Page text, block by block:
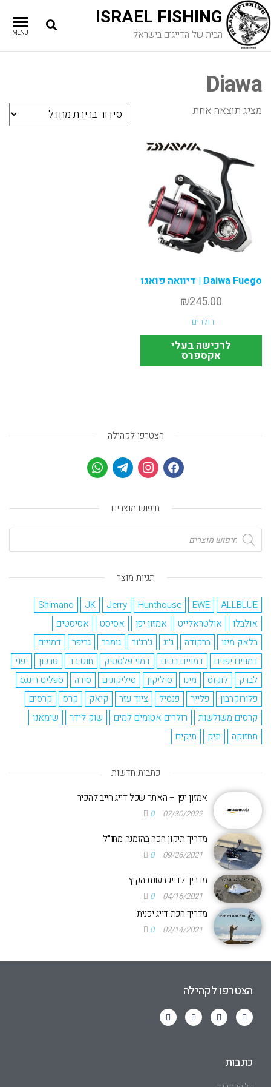
ISRAEL FISHING
הבית של הדייגים בישראל MENU
Diawa
מציג תוצאה אחת
Daiwa Fuego | דיוואה פואגו
₪245.00
רולרים
לרכישה בעלי
אקספרס
הצטרפו לקהילה
חיפוש מוצרים
תגיות מוצר
ALLBLUE
EWE
Hunthouse
Jerry
JK
Shimano
אולבלו
אולטראלייט אמזון-יפן אסיסט
אסיסטים
בלאק מינו
ברקודה ג'יג ג'רג'ור גומבר גריפר
דמויים
דמויים יפנים
דמויים רכים דמוי פלסטיק חוט בד טרכון
יפני
לברק
לוקוס מינו סיליקון סיליקונים סירה
ספליט רינגס
פלורוקרבון
פלייר פנסיל ציוד עזר קיאק קרס
קרסים
קרסים משולשות
רולרים אטומים למים שוק לידר
שימאנו
תחזוקה
תיק תיקים
כתבות חדשות
אמזון יפן – האתר שכל דייג חייב להכיר
07/30/2022
0
מדריך תיקון חכה בהזמנה מחו"ל
09/26/2021
0
מדריך לדייג בעונת הקיץ
04/16/2021
0
מדריך חכת דייג יפנית
02/14/2021
0
הצטרפו לקהילה
כתבות